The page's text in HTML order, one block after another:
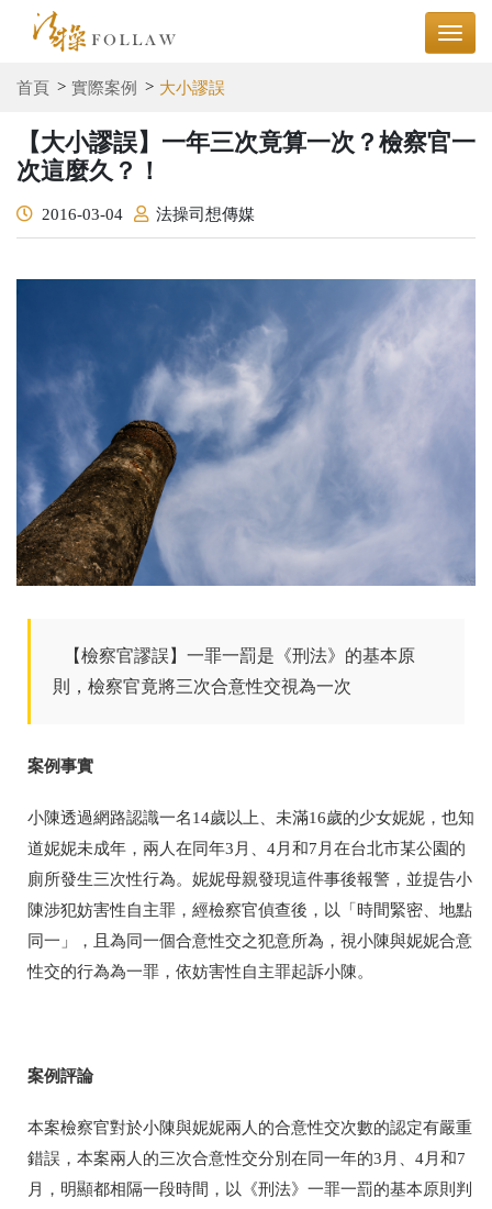
首頁 實際案例 大小謬誤
【大小謬誤】一年三次竟算一次？檢察官一
次這麼久？！
2016-03-04 法操司想傳媒
【檢察官謬誤】一罪一罰是《刑法》的基本原
則，檢察官竟將三次合意性交視為一次
案例事實
小陳透過網路認識一名14歲以上、未滿16歲的少女妮妮，也知
道妮妮未成年，兩人在同年3月、4月和7月在台北市某公園的
廁所發生三次性行為。妮妮母親發現這件事後報警，並提告小
陳涉犯妨害性自主罪，經檢察官偵查後，以「時間緊密、地點
同一」，且為同一個合意性交之犯意所為，視小陳與妮妮合意
性交的行為為一罪，依妨害性自主罪起訴小陳。
案例評論
本案檢察官對於小陳與妮妮兩人的合意性交次數的認定有嚴重
錯誤，本案兩人的三次合意性交分別在同一年的3月、4月和7
月，明顯都相隔一段時間，以《刑法》一罪一罰的基本原則判